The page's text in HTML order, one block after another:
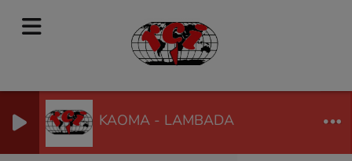
KAOMA - LAMBADA